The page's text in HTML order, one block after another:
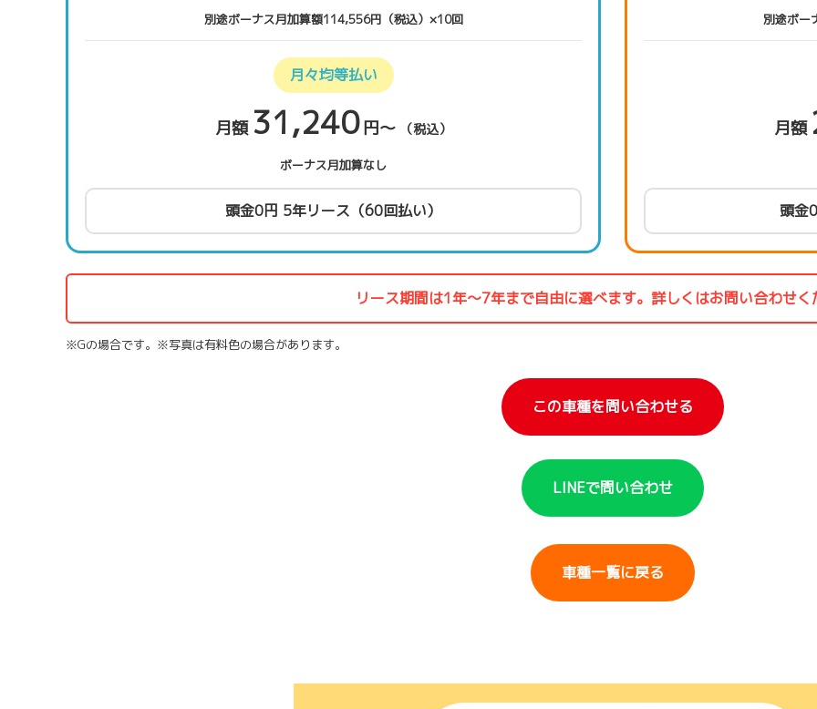
別途ボーナス月加算額114,556円（税込）×10回
月々均等払い
月額 31,240 円〜 （税込）
ボーナス月加算なし
頭金0円 5年リース（60回払い）
別途ボー
月額
頭金
リース期間は1年〜7年まで自由に選べます。詳しくはお問い合わせく
※Gの場合です。※写真は有料色の場合があります。
この車種を問い合わせる
LINEで問い合わせ
車種一覧に戻る